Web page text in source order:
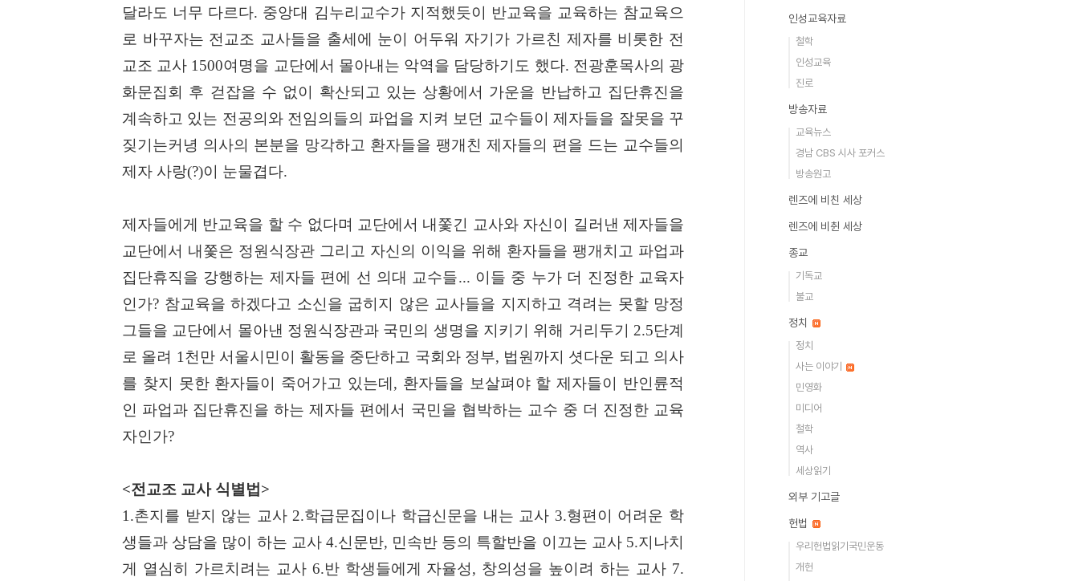
달라도 너무 다르다. 중앙대 김누리교수가 지적했듯이 반교육을 교육하는 참교육으
로 바꾸자는 전교조 교사들을 출세에 눈이 어두워 자기가 가르친 제자를 비롯한 전
교조 교사 1500여명을 교단에서 몰아내는 악역을 담당하기도 했다. 전광훈목사의 광
화문집회 후 걷잡을 수 없이 확산되고 있는 상황에서 가운을 반납하고 집단휴진을
계속하고 있는 전공의와 전임의들의 파업을 지켜 보던 교수들이 제자들을 잘못을 꾸
짖기는커녕 의사의 본분을 망각하고 환자들을 팽개친 제자들의 편을 드는 교수들의
제자 사랑(?)이 눈물겹다.
제자들에게 반교육을 할 수 없다며 교단에서 내쫓긴 교사와 자신이 길러낸 제자들을
교단에서 내쫓은 정원식장관 그리고 자신의 이익을 위해 환자들을 팽개치고 파업과
집단휴직을 강행하는 제자들 편에 선 의대 교수들... 이들 중 누가 더 진정한 교육자
인가? 참교육을 하겠다고 소신을 굽히지 않은 교사들을 지지하고 격려는 못할 망정
그들을 교단에서 몰아낸 정원식장관과 국민의 생명을 지키기 위해 거리두기 2.5단계
로 올려 1천만 서울시민이 활동을 중단하고 국회와 정부, 법원까지 셧다운 되고 의사
를 찾지 못한 환자들이 죽어가고 있는데 , 환자들을 보살펴야 할 제자들이 반인륜적
인 파업과 집단휴진을 하는 제자들 편에서 국민을 협박하는 교수 중 더 진정한 교육
자인가?
<전교조 교사 식별법 >
1.촌지를 받지 않는 교사2.학급문집이나 학급신문을 내는 교사 3.형편이 어려운 학
생들과 상담을 많이 하는 교사 4.신문반, 민속반 등의 특할반을 이끄는 교사 5.지나치
게 열심히 가르치려는 교사 6.반 학생들에게 자율성, 창의성을 높이려 하는 교사 7.
인성교육자료
철학
인성교육
진로
방송자료
교육뉴스
경남 CBS 시사 포커스
방송원고
렌즈에 비친 세상
렌즈에 비췬 세상
종교
기독교
불교
정치
정치
사는 이야기
민영화
미디어
철학
역사
세상읽기
외부 기고글
헌법
우리헌법읽기국민운동
개헌